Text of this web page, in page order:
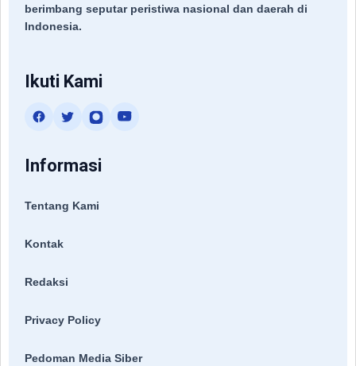
berimbang seputar peristiwa nasional dan daerah di
Indonesia.
Ikuti Kami
Informasi
Tentang Kami
Kontak
Redaksi
Privacy Policy
Pedoman Media Siber